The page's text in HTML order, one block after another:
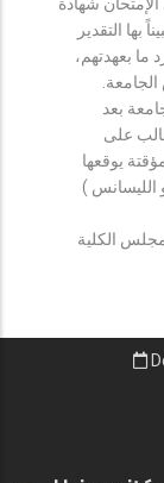
بها التقدير
ما بعهدتهم،
بعد
على
يوقعها
الليسانس )
مجلس الكلية